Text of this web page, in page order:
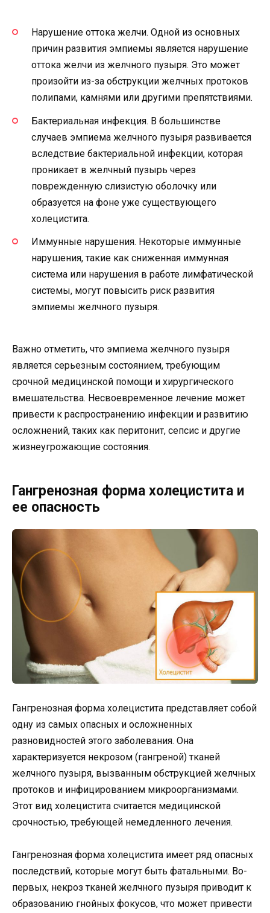
Нарушение оттока желчи. Одной из основных
причин развития эмпиемы является нарушение
оттока желчи из желчного пузыря. Это может
произойти из-за обструкции желчных протоков
полипами, камнями или другими препятствиями.
Бактериальная инфекция. В большинстве
случаев эмпиема желчного пузыря развивается
вследствие бактериальной инфекции, которая
проникает в желчный пузырь через
поврежденную слизистую оболочку или
образуется на фоне уже существующего
холецистита.
Иммунные нарушения. Некоторые иммунные
нарушения, такие как сниженная иммунная
система или нарушения в работе лимфатической
системы, могут повысить риск развития
эмпиемы желчного пузыря.
Важно отметить, что эмпиема желчного пузыря
является серьезным состоянием, требующим
срочной медицинской помощи и хирургического
вмешательства. Несвоевременное лечение может
привести к распространению инфекции и развитию
осложнений, таких как перитонит, сепсис и другие
жизнеугрожающие состояния.
Гангренозная форма холецистита и
ее опасность
Гангренозная форма холецистита представляет собой
одну из самых опасных и осложненных
разновидностей этого заболевания. Она
характеризуется некрозом (гангреной) тканей
желчного пузыря, вызванным обструкцией желчных
протоков и инфицированием микроорганизмами.
Этот вид холецистита считается медицинской
срочностью, требующей немедленного лечения.
Гангренозная форма холецистита имеет ряд опасных
последствий, которые могут быть фатальными. Во-
первых, некроз тканей желчного пузыря приводит к
образованию гнойных фокусов, что может привести